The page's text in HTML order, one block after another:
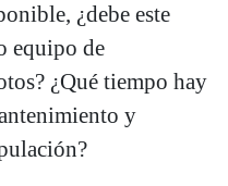
¿debe este
equipo de
¿Qué tiempo hay
y